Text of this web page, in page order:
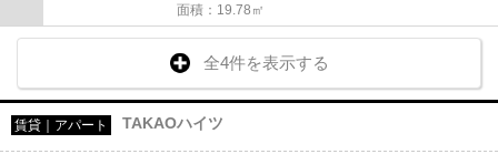
面積：19.78㎡
全4件を表示する
賃貸｜アパート TAKAOハイツ